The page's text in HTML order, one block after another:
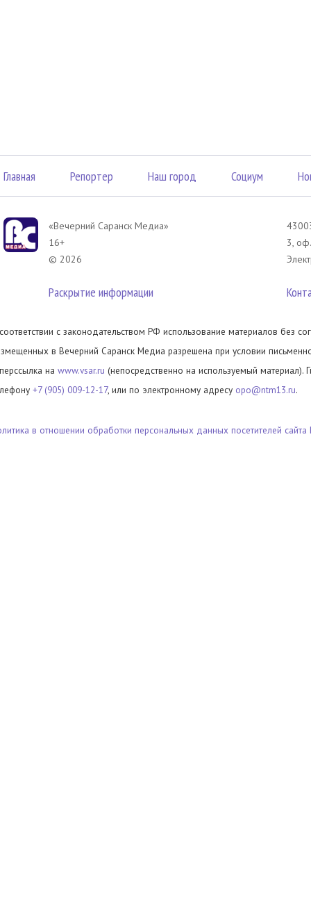
Главная Репортер Наш город Социум
«Вечерний Саранск Mедиа»
16+
© 2026
Раскрытие информации
3,
с законодательством РФ использование материалов без
в Вечерний Саранск Медиа разрешена при условии
на www.vsar.ru (непосредственно на используемый материал).
+7 (905) 009-12-17, или по электронному адресу opo@ntm13.ru.
в отношении обработки персональных данных посетителей